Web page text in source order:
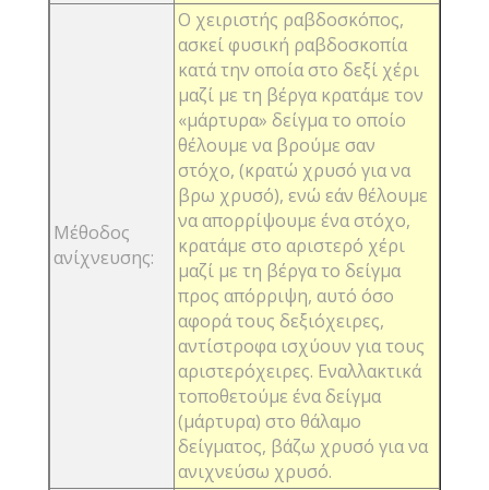
Μέθοδος
ανίχνευσης:
Ο χειριστής ραβδοσκόπος,
ασκεί φυσική ραβδοσκοπία
κατά την οποία στο δεξί χέρι
μαζί με τη βέργα κρατάμε τον
«μάρτυρα» δείγμα το οποίο
θέλουμε να βρούμε σαν
στόχο, (κρατώ χρυσό για να
βρω χρυσό), ενώ εάν θέλουμε
να απορρίψουμε ένα στόχο,
κρατάμε στο αριστερό χέρι
μαζί με τη βέργα το δείγμα
προς απόρριψη, αυτό όσο
αφορά τους δεξιόχειρες,
αντίστροφα ισχύουν για τους
αριστερόχειρες. Εναλλακτικά
τοποθετούμε ένα δείγμα
(μάρτυρα) στο θάλαμο
δείγματος, βάζω χρυσό για να
ανιχνεύσω χρυσό.